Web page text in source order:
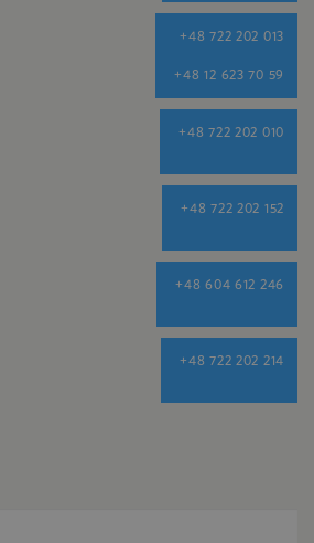
+48 722 202 013
+48 12 623 70 59
+48 722 202 010
+48 722 202 152
+48 604 612 246
+48 722 202 214